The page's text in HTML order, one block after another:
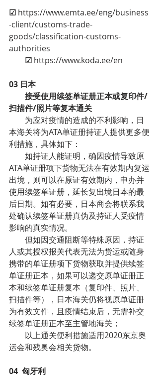
☑ https://www.emta.ee/eng/business
-client/customs-trade-
goods/classification-customs-
authorities
☑ https://www.koda.ee/en
03 日本
接受使用续签单证册正本或复印件/
扫描件/照片等复本通关
本海关将为ATA单证册持证人提供更多便
利措施，具体如下：
ATA单证册项下货物无法在有效期内复运
出境，则可以在原证有效期内，申办并
使用续签单证册，延长复出境日本的最
后日期。如有必要，日本商会将联系我
处确认续签单证册真伪及持证人受疫情
影响的真实情况。
人或其授权报关代表无法为货运或随身
携带的单证册项下货物获取并提供续签
单证册正本，如果可以递交原单证册正
本和续签单证册复本（复印件、照片、
扫描件等），日本海关仍将视原单证册
为有效文件，且疫情结束后，无需补交
续签单证册正本至主管地海关；
运会和残奥会相关货物。
04  匈牙利